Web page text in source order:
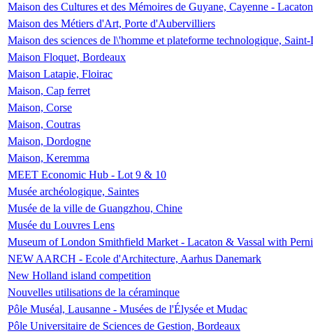
Maison des Cultures et des Mémoires de Guyane, Cayenne -
Maison des Métiers d'Art, Porte d'Aubervilliers
Maison des sciences de l\'homme et plateforme technologique,
Maison Floquet, Bordeaux
Maison Latapie, Floirac
Maison, Cap ferret
Maison, Corse
Maison, Coutras
Maison, Dordogne
Maison, Keremma
MEET Economic Hub - Lot 9 & 10
Musée archéologique, Saintes
Musée de la ville de Guangzhou, Chine
Musée du Louvres Lens
Museum of London Smithfield Market - Lacaton & Vassal with
NEW AARCH - Ecole d'Architecture, Aarhus Danemark
New Holland island competition
Nouvelles utilisations de la céraminque
Pôle Muséal, Lausanne - Musées de l'Élysée et Mudac
Pôle Universitaire de Sciences de Gestion, Bordeaux